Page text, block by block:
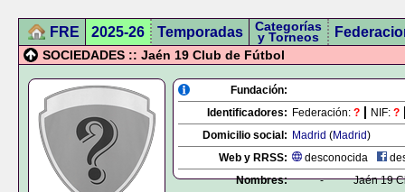
FRE 2025-26 Temporadas Categorías
y Torneos
SOCIEDADES :: Jaén 19 Club de Fútbol
Fundación:
Identificadores: Federación: ? NIF: ?
Domicilio social: Madrid (Madrid)
Web y RRSS:
desconocida
Nombres:
- Jaén 19